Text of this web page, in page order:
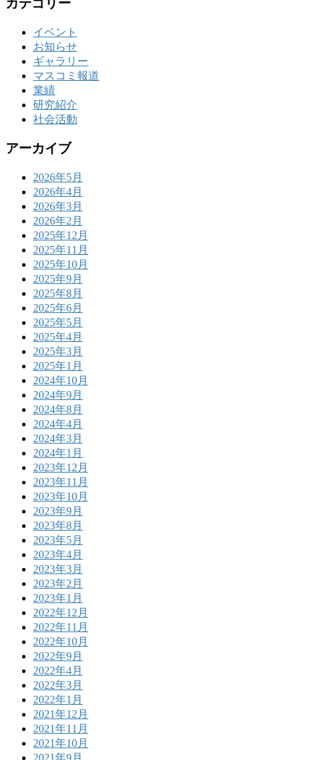
カテゴリー
イベント
お知らせ
ギャラリー
マスコミ報道
業績
研究紹介
社会活動
アーカイブ
2026年5月
2026年4月
2026年3月
2026年2月
2025年12月
2025年11月
2025年10月
2025年9月
2025年8月
2025年6月
2025年5月
2025年4月
2025年3月
2025年1月
2024年10月
2024年9月
2024年8月
2024年4月
2024年3月
2024年1月
2023年12月
2023年11月
2023年10月
2023年9月
2023年8月
2023年5月
2023年4月
2023年3月
2023年2月
2023年1月
2022年12月
2022年11月
2022年10月
2022年9月
2022年4月
2022年3月
2022年1月
2021年12月
2021年11月
2021年10月
2021年9月